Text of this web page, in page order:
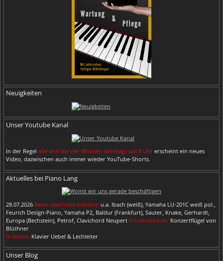
Neuigkeiten
Unser Youtube Kanal
In der Regel alle drei bis vier Wochen samstags um 8 Uhr erscheint ein neues
Video, dazwischen auch immer wieder YouTube-Shorts.
Aktuelles bei Piano Lang
28.07.2026 Neue überholte Klaviere: u.a. Ibach (weiß), Yamaha LU-201C weiß pol.,
Feurich Design-Piano, Yamaha P2, Baldur (Frankfurt), Sauter, Knake, Gerhardt,
Europa (Bechstein), Petrof, Clavichord Neupert Privatverkäufe: Konzertflügel von
Blüthner
In Arbeit: Klavier Uebel & Lechleiter
Unser Blog